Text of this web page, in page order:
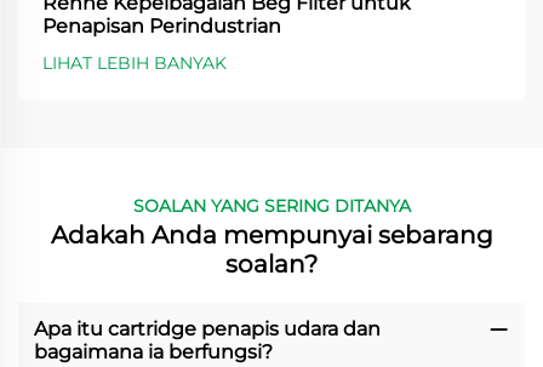
Penapisan Perindustrian
LIHAT LEBIH BANYAK
SOALAN YANG SERING DITANYA
Adakah Anda mempunyai sebarang
soalan?
Apa itu cartridge penapis udara dan
bagaimana ia berfungsi?